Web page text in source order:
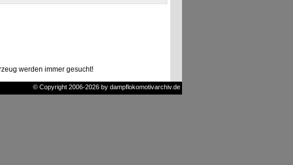
werden immer gesucht!
© Copyright 2006-2026 by dampflokomotivarchiv.de